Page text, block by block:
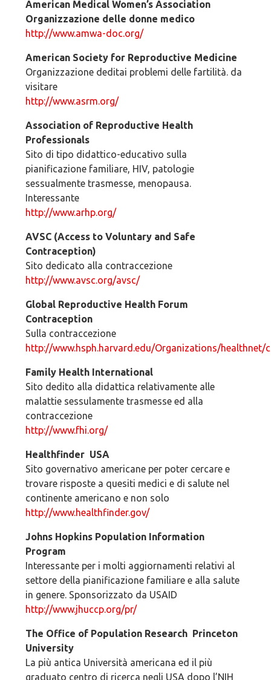
American Medical Women’s Association
Organizzazione delle donne medico
http://www.amwa-doc.org/
American Society for Reproductive Medicine
Organizzazione deditai problemi delle fartilità. da
visitare
http://www.asrm.org/
Association of Reproductive Health
Professionals
Sito di tipo didattico-educativo sulla
pianificazione familiare, HIV, patologie
sessualmente trasmesse, menopausa.
Interessante
http://www.arhp.org/
AVSC (Access to Voluntary and Safe
Contraception)
Sito dedicato alla contraccezione
http://www.avsc.org/avsc/
Global Reproductive Health Forum
Contraception
Sulla contraccezione
http://www.hsph.harvard.edu/Organizations/
Family Health International
Sito dedito alla didattica relativamente alle
malattie sessulamente trasmesse ed alla
contraccezione
http://www.fhi.org/
Healthfinder ­ USA
Sito governativo americane per poter cercare e
trovare risposte a quesiti medici e di salute nel
continente americano e non solo
http://www.healthfinder.gov/
Johns Hopkins Population Information
Program
Interessante per i molti aggiornamenti relativi al
settore della pianificazione familiare e alla salute
in genere. Sponsorizzato da USAID
http://www.jhuccp.org/pr/
The Office of Population Research ­ Princeton
University
La più antica Università americana ed il più
graduato centro di ricerca negli USA dopo l’NIH